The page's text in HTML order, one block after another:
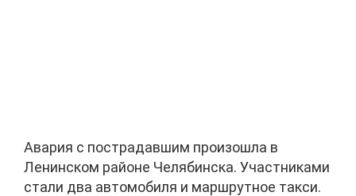
Авария с пострадавшим произошла в
Ленинском районе Челябинска. Участниками
стали два автомобиля и маршрутное такси.